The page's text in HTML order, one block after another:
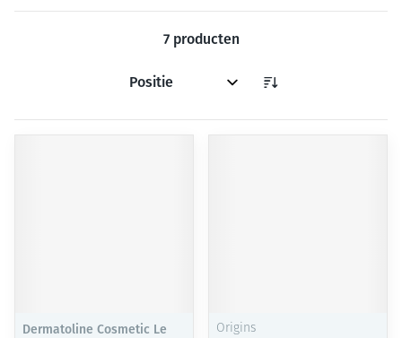
7producten
Sorteer op:
Dermatoline Cosmetic Le
Origins